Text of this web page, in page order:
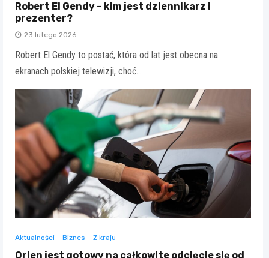
Robert El Gendy – kim jest dziennikarz i
prezenter?
23 lutego 2026
Robert El Gendy to postać, która od lat jest obecna na
ekranach polskiej telewizji, choć…
Aktualności Biznes Z kraju
Orlen jest gotowy na całkowite odcięcie się od